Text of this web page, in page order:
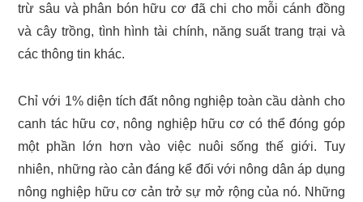
trừ sâu và phân bón hữu cơ đã chi cho mỗi cánh đồng
và cây trồng, tình hình tài chính, năng suất trang trại và
các thông tin khác.
Chỉ với 1% diện tích đất nông nghiệp toàn cầu dành cho
canh tác hữu cơ, nông nghiệp hữu cơ có thể đóng góp
một phần lớn hơn vào việc nuôi sống thế giới. Tuy
nhiên, những rào cản đáng kể đối với nông dân áp dụng
nông nghiệp hữu cơ cản trở sự mở rộng của nó. Những